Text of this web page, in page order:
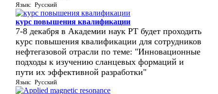
Язык: Русский
курс повышения квалификации
7-8 декабря в Академии наук РТ будет проходить
курс повышения квалификации для сотрудников
нефтегазовой отрасли по теме: "Инновационные
подходы к изучению сланцевых формаций и
пути их эффективной разработки"
Язык: Русский